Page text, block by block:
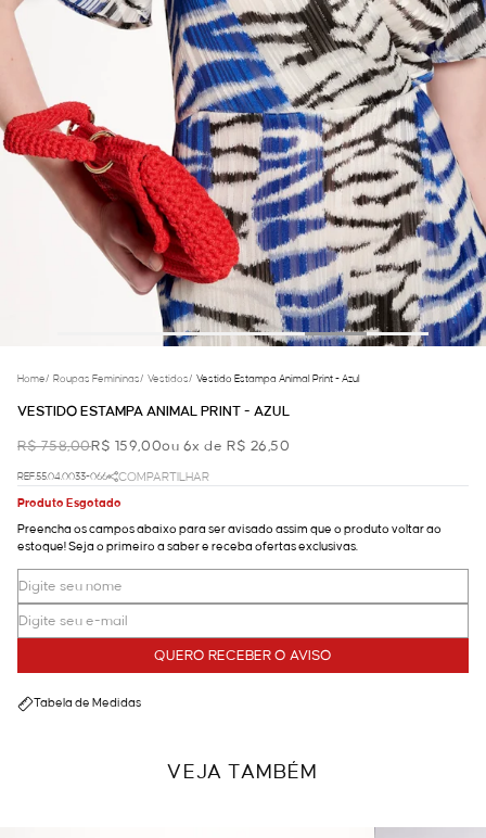
Home/ Roupas Femininas/ Vestidos/ Vestido Estampa Animal Print - Azul
VESTIDO ESTAMPA ANIMAL PRINT - AZUL
R$ 758,00R$ 159,00ou 6x de R$ 26,50
REF.55.04.0033-066
COMPARTILHAR
Produto Esgotado
Preencha os campos abaixo para ser avisado assim que o produto voltar ao
estoque! Seja o primeiro a saber e receba ofertas exclusivas.
QUERO RECEBER O AVISO
Tabela de Medidas
VEJA TAMBÉM